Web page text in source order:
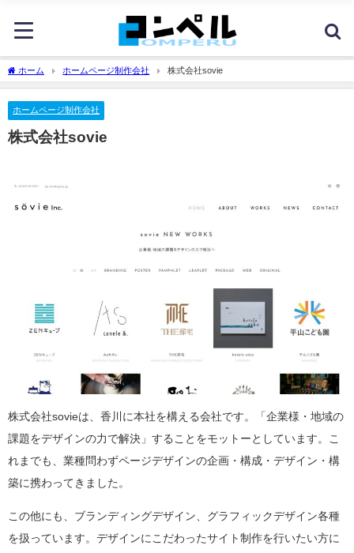
ホーム ホームページ制作会社 株式会社sovie
ホームページ制作会社
株式会社sovie
株式会社sovieは、香川に本社を構える会社です。「企業様・地域の
課題をデザインの力で解決」することをモットーとしています。こ
れまでも、業種問わずページデザインの企画・構成・デザイン・構
築に携わってきました。
この他にも、ブランディングデザイン、グラフィックデザイン各種
を扱っています。デザインにこだわったサイト制作を行いたい方に